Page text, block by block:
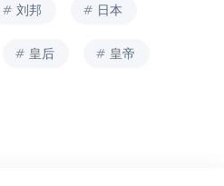
刘邦 日本
皇后 皇帝